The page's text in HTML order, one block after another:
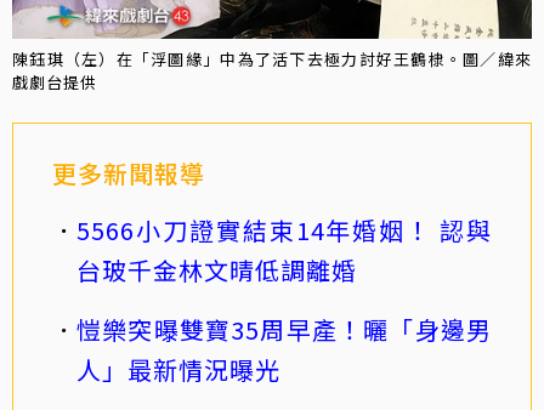
陳鈺琪（左）在「浮圖緣」中為了活下去極力討好王鶴棣。圖／緯來
戲劇台提供
更多新聞報導
5566小刀證實結束14年婚姻！ 認與
台玻千金林文晴低調離婚
愷樂突曝雙寶35周早產！曬「身邊男
人」最新情況曝光